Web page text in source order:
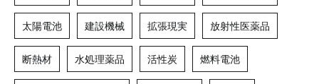
太陽電池 建設機械 拡張現実 放射性医薬品
断熱材 水処理薬品 活性炭 燃料電池